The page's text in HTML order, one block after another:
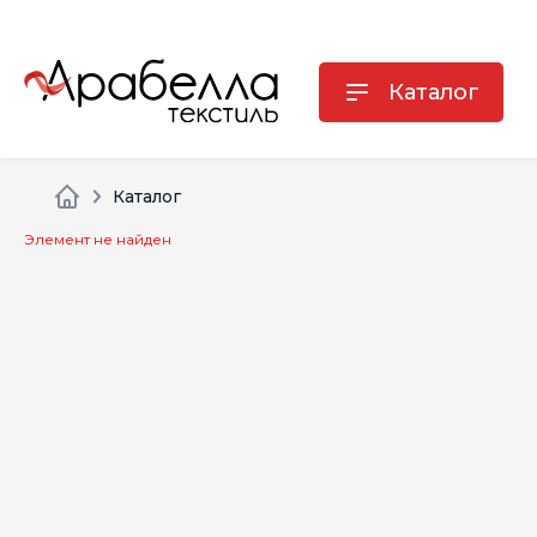
Каталог
Каталог
Элемент не найден